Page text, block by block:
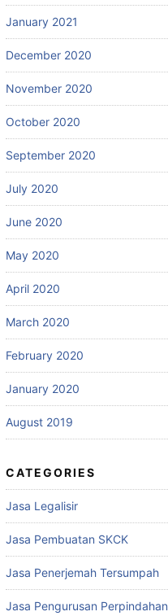
January 2021
December 2020
November 2020
October 2020
September 2020
July 2020
June 2020
May 2020
April 2020
March 2020
February 2020
January 2020
August 2019
CATEGORIES
Jasa Legalisir
Jasa Pembuatan SKCK
Jasa Penerjemah Tersumpah
Jasa Pengurusan Perpindahan